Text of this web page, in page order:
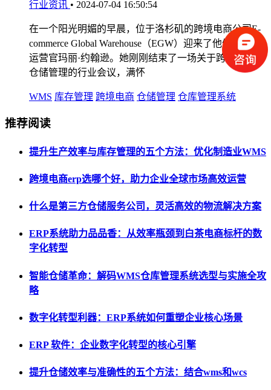
行业资讯 • 2024-07-04 16:50:54
在一个阳光明媚的早晨，位于洛杉矶的跨境电商公司E-
commerce Global Warehouse（EGW）迎来了他们的首席
运营官玛丽·约翰逊。她刚刚结束了一场关于跨境WMS
仓储管理的行业会议，满怀
WMS 库存管理 跨境电商 仓储管理 仓库管理系统
推荐阅读
提升生产效率与库存管理的五个方法：优化制造业WMS
跨境电商erp选哪个好，助力企业全球市场高效运营
什么是第三方仓储服务公司，灵活高效的物流解决方案
ERP系统助力品品香：从效率瓶颈到白茶电商标杆的数
字化转型
智能仓储革命：解码WMS仓库管理系统选型与实施全攻
略
数字化转型利器：ERP系统如何重塑企业核心场景
ERP 软件：企业数字化转型的核心引擎
提升仓储效率与准确性的五个方法：结合wms和wcs